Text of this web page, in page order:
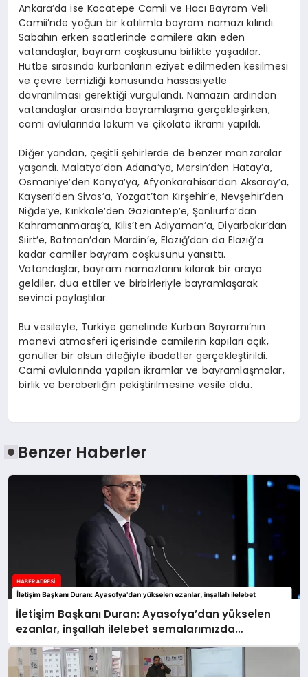
Ankara’da ise Kocatepe Camii ve Hacı Bayram Veli
Camii’nde yoğun bir katılımla bayram namazı kılındı.
Sabahın erken saatlerinde camilere akın eden
vatandaşlar, bayram coşkusunu birlikte yaşadılar.
Hutbe sırasında kurbanların eziyet edilmeden kesilmesi
ve çevre temizliği konusunda hassasiyetle
davranılması gerektiği vurgulandı. Namazın ardından
vatandaşlar arasında bayramlaşma gerçekleşirken,
cami avlularında lokum ve çikolata ikramı yapıldı.
Diğer yandan, çeşitli şehirlerde de benzer manzaralar
yaşandı. Malatya’dan Adana’ya, Mersin’den Hatay’a,
Osmaniye’den Konya’ya, Afyonkarahisar’dan Aksaray’a,
Kayseri’den Sivas’a, Yozgat’tan Kırşehir’e, Nevşehir’den
Niğde’ye, Kırıkkale’den Gaziantep’e, Şanlıurfa’dan
Kahramanmaraş’a, Kilis’ten Adıyaman’a, Diyarbakır’dan
Siirt’e, Batman’dan Mardin’e, Elazığ’dan da Elazığ’a
kadar camiler bayram coşkusunu yansıttı.
Vatandaşlar, bayram namazlarını kılarak bir araya
geldiler, dua ettiler ve birbirleriyle bayramlaşarak
sevinci paylaştılar.
Bu vesileyle, Türkiye genelinde Kurban Bayramı’nın
manevi atmosferi içerisinde camilerin kapıları açık,
gönüller bir olsun dileğiyle ibadetler gerçekleştirildi.
Cami avlularında yapılan ikramlar ve bayramlaşmalar,
birlik ve beraberliğin pekiştirilmesine vesile oldu.
Benzer Haberler
İletişim Başkanı Duran: Ayasofya’dan yükselen
ezanlar, inşallah ilelebet semalarımızda
yankılanmaya devam edecektir